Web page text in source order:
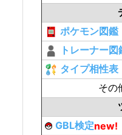
ポケモン図鑑
トレーナー図
タイプ相性表
その
GBL検定new!